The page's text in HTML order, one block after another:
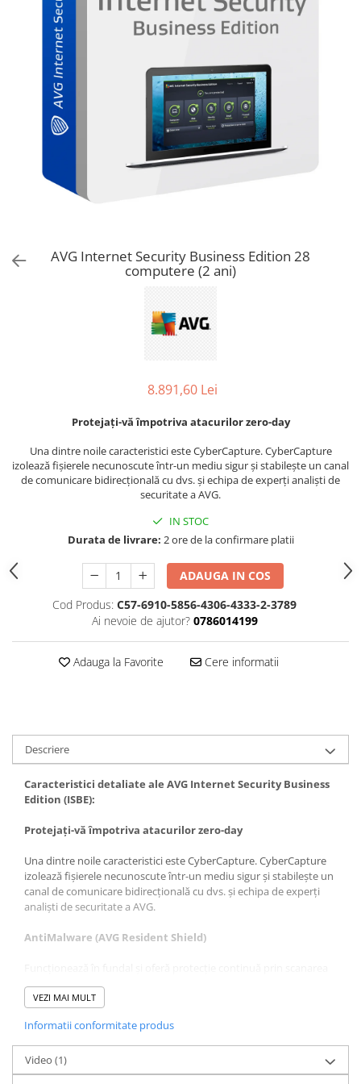
AVAST Driver Updater
AVAST SecureLine VPN
AVAST AntiTrack Premium
AVG Internet Security Business Edition 28
computere (2 ani)
8.891,60 Lei
Protejați-vă împotriva atacurilor zero-day
Una dintre noile caracteristici este CyberCapture. CyberCapture
izolează fișierele necunoscute într-un mediu sigur și stabilește un canal
de comunicare bidirecțională cu dvs. și echipa de experți analiști de
securitate a AVG.
IN STOC
Durata de livrare: 2 ore de la confirmare platii
ADAUGA IN COS
Cod Produs: C57-6910-5856-4306-4333-2-3789
Ai nevoie de ajutor? 0786014199
Adauga la Favorite Cere informatii
Descriere
Caracteristici detaliate ale AVG Internet Security Business
Edition (ISBE):
Protejați-vă împotriva atacurilor zero-day
Una dintre noile caracteristici este CyberCapture. CyberCapture
izolează fișierele necunoscute într-un mediu sigur și stabilește un
canal de comunicare bidirecțională cu dvs. și echipa de experți
analiști de securitate a AVG.
AntiMalware (AVG Resident Shield)
fișierelor de sistem și ajută la detectarea, eliminarea și prevenirea
răspândirii virușilor, viermilor sau troienilor.
AVG Anti-Spyware
Ajută la protejarea identității clientului dvs. împotriva
programelor spyware și adware care urmăresc informațiile
VEZI MAI MULT
Informatii conformitate produs
Video (1)